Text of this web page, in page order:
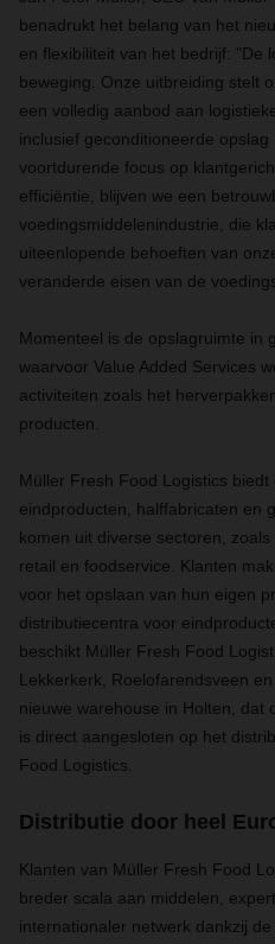
benadrukt het belang van het
en flexibiliteit van het bedrijf: "De
beweging. Onze uitbreiding stelt
een volledig aanbod aan
inclusief geconditioneerde
voortdurende focus op
efficiëntie, blijven we een
voedingsmiddelenindustrie, die
uiteenlopende behoeften van
veranderde eisen van de
Momenteel is de opslagruimte in
waarvoor Value Added Services
activiteiten zoals het
producten.
Müller Fresh Food Logistics
eindproducten, halffabricaten en
komen uit diverse sectoren,
retail en foodservice. Klanten
voor het opslaan van hun eigen
distributiecentra voor
beschikt Müller Fresh Food
Lekkerkerk, Roelofarendsveen
nieuwe warehouse in Holten, dat
is direct aangesloten op het
Food Logistics.
Distributie door heel
Klanten van Müller Fresh Food
breder scala aan middelen,
internationaler netwerk dankzij